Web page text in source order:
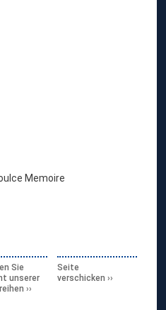
Memoire
Sie
unserer
Seite
verschicken